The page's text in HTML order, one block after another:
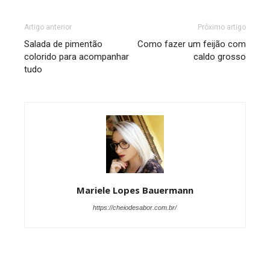
Artigo anterior
Salada de pimentão
colorido para acompanhar
tudo
Próximo artigo
Como fazer um feijão com
caldo grosso
Mariele Lopes Bauermann
https://cheiodesabor.com.br/